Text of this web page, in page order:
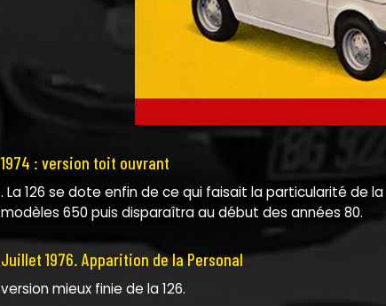
1974 : version toit ouvrant
. La 126 se dote enfin de ce qui faisait la particularité de
modèles 650 puis disparaîtra au début des années 80.
Juillet 1976. Apparition de la Personal
version mieux finie de la 126.